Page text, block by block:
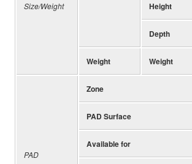
Size/Weight Height
Depth
Weight Weight
PAD
Zone
PAD Surface
Available for